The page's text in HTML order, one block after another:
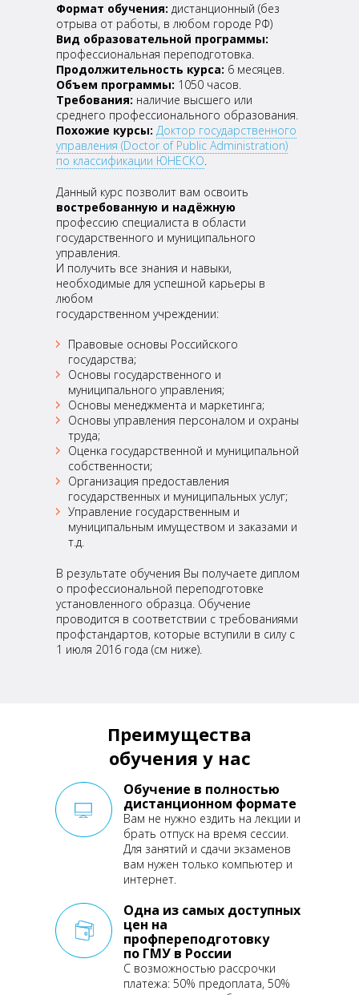
Формат обучения: дистанционный (без
отрыва от работы, в любом городе РФ)
Вид образовательной программы:
профессиональная переподготовка.
Продолжительность курса: 6 месяцев.
Объем программы: 1050 часов.
Требования: наличие высшего или
среднего профессионального образования.
Похожие курсы: Доктор государственного
управления (Doctor of Public Administration)
по классификации ЮНЕСКО.
Данный курс позволит вам освоить
востребованную и надёжную
профессию специалиста в области
государственного и муниципального
управления.
И получить все знания и навыки,
необходимые для успешной карьеры в
любом
государственном учреждении:
Правовые основы Российского
государства;
Основы государственного и
муниципального управления;
Основы менеджмента и маркетинга;
Основы управления персоналом и охраны
труда;
Оценка государственной и муниципальной
собственности;
Организация предоставления
государственных и муниципальных услуг;
Управление государственным и
муниципальным имуществом и заказами и
т.д.
В результате обучения Вы получаете диплом
о профессиональной переподготовке
установленного образца. Обучение
проводится в соответствии с требованиями
профстандартов, которые вступили в силу с
1 июля 2016 года (см ниже).
Преимущества
обучения у нас
Обучение в полностью
дистанционном формате
Вам не нужно ездить на лекции и
брать отпуск на время сессии.
Для занятий и сдачи экзаменов
вам нужен только компьютер и
интернет.
Одна из самых доступных
цен на
профпереподготовку
по ГМУ в России
С возможностью рассрочки
платежа: 50% предоплата, 50%